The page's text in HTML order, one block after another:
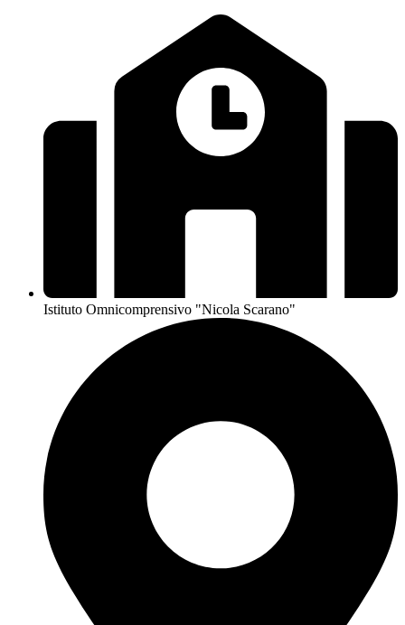
Istituto Omnicomprensivo "Nicola Scarano"